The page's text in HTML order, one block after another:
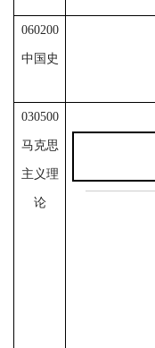
060200
中国史
030500
马克思
主义理
论